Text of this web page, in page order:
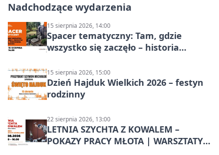
Nadchodzące wydarzenia
15 sierpnia 2026, 14:00
Spacer tematyczny: Tam, gdzie
wszystko się zaczęło – historia
15 sierpnia 2026, 15:00
Dzień Hajduk Wielkich 2026 – festyn
rodzinny
22 sierpnia 2026, 13:00
LETNIA SZYCHTA Z KOWALEM –
POKAZY PRACY MŁOTA | WARSZTATY